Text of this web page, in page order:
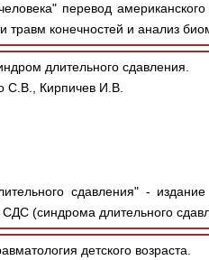
перевод
травм конечностей и анализ
длительного сдавления.
С.В., Кирпичев И.В.
сдавления" -
СДС (синдрома длительного
детского возраста.